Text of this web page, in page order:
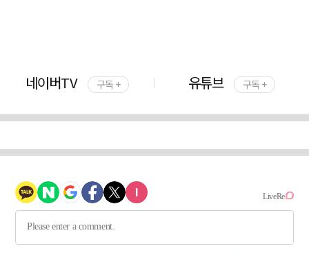
네이버TV 구독 + 유튜브 구독 +